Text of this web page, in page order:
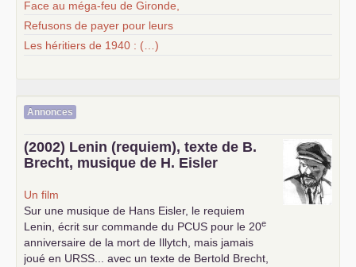
Face au méga-feu de Gironde,
Refusons de payer pour leurs
Les héritiers de 1940 : (…)
Annonces
(2002) Lenin (requiem), texte de B.
Brecht, musique de H. Eisler
Un film
Sur une musique de Hans Eisler, le requiem
Lenin, écrit sur commande du PCUS pour le 20e
anniversaire de la mort de Illytch, mais jamais
joué en URSS ... avec un texte de Bertold Brecht,